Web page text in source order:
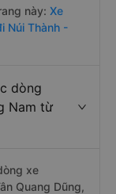
này: Xe
Núi Thành -
dòng
Nam từ
xe
Quang Dũng,